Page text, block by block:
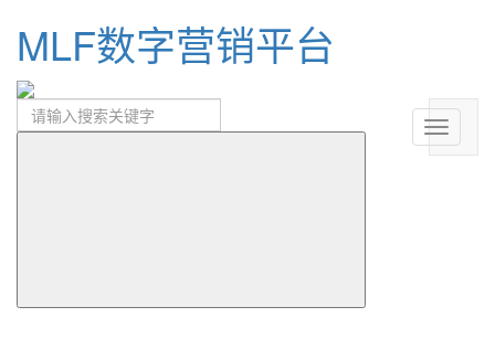
MLF数字营销平台